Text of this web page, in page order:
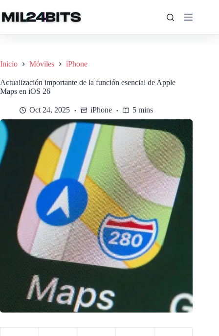
al
contenido
Inicio Móviles iPhone
Actualización importante de la función esencial de Apple
Maps en iOS 26
Oct 24, 2025 iPhone 5 mins